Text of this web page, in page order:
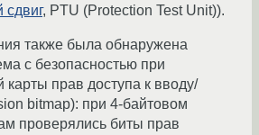
сдвиг, PTU (Protection Test Unit)).
также была обнаружена
с безопасностью при
карты прав доступа к вводу/
bitmap): при 4-байтовом
проверялись биты прав